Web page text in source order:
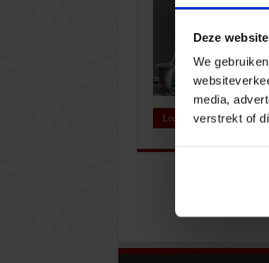
Deze
We
media,
verstrekt of
Lees verder »